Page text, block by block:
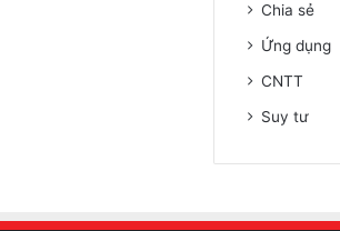
Chia sẻ
Ứng dụng
CNTT
Suy tư